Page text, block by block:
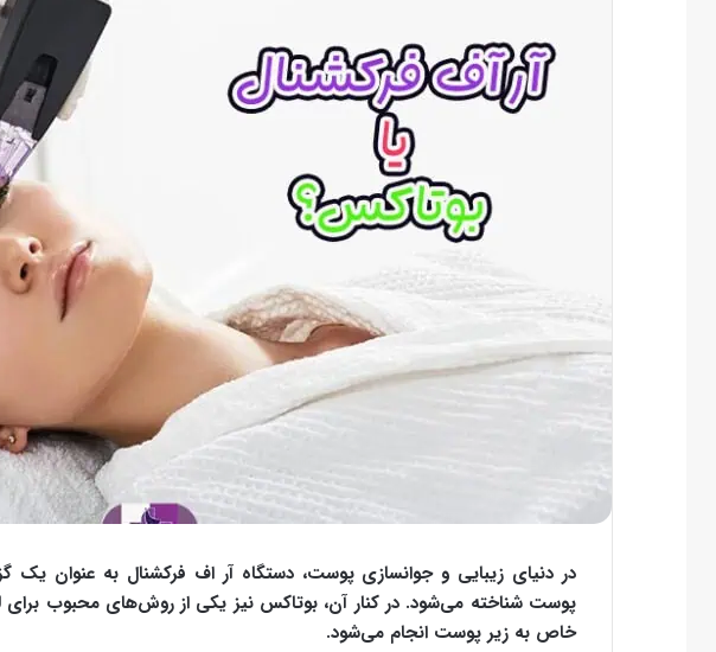
در دنیای زیبایی و جوانسازی پوست، دستگاه آر اف فرکشنال به عنوان یک
پوست شناخته می‌شود. در کنار آن، بوتاکس نیز یکی از روش‌های محبوب برای
خاص به زیر پوست انجام می‌شود.